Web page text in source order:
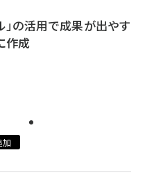
の活用で成果が出やす
作成
加